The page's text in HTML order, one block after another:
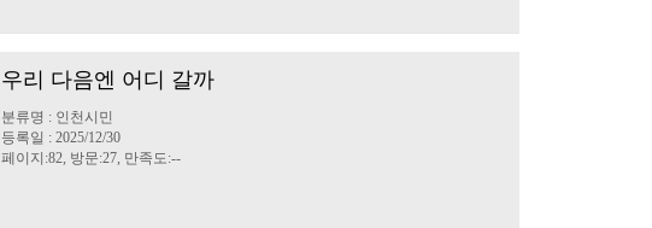
우리 다음엔 어디 갈까
분류명 : 인천시민
등록일 : 2025/12/30
페이지:82, 방문:27, 만족도:--